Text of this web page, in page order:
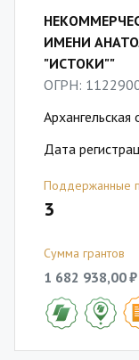
ИМЕНИ
"ИСТОКИ""
ОГРН:
Архангельская
Дата
Поддержанные
3
Сумма грантов
1 682 938,00 ₽